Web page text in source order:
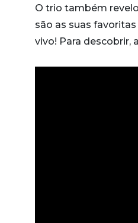
O trio também
são as suas
vivo! Para descobrir,